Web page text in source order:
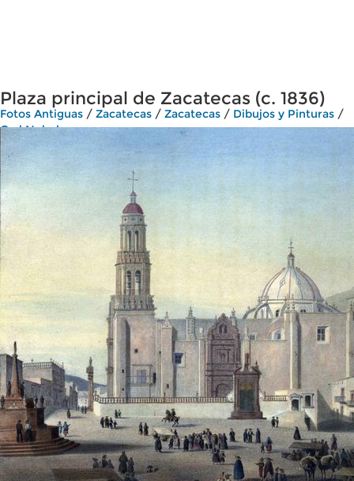
Plaza principal de Zacatecas (c. 1836)
Fotos Antiguas / Zacatecas / Zacatecas / Dibujos y Pinturas /
Carl Nebel